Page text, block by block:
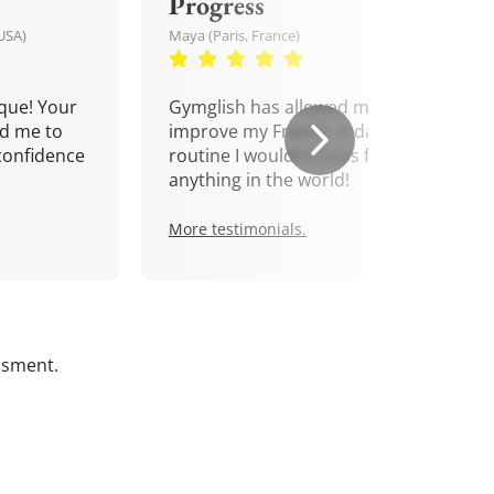
Your
me to
Maya (Paris, France)
Gymglish has allowed me to
improve my French. A daily
routine I wouldn't miss for
anything in the world!
More testimonials.